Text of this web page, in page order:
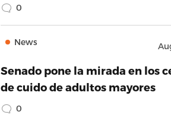
0
News
Senado pone la mirada en los
de cuido de adultos mayores
0